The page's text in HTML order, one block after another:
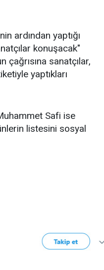
ardından yaptığı
konuşacak"
çağrısına sanatçılar,
yaptıkları
Safi ise
listesini sosyal